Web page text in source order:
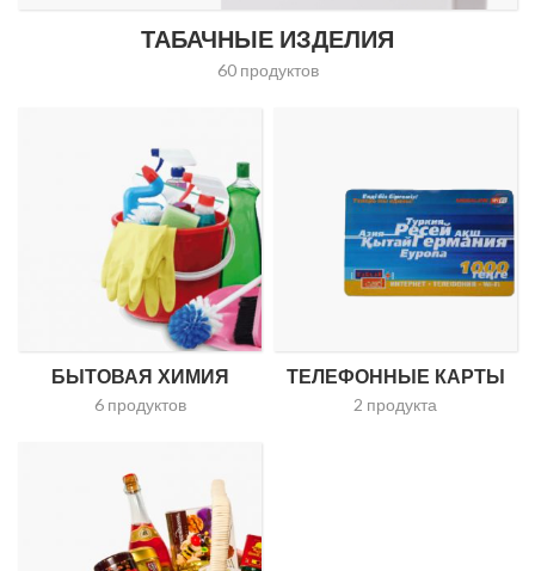
ТАБАЧНЫЕ ИЗДЕЛИЯ
60 продуктов
БЫТОВАЯ ХИМИЯ
6 продуктов
ТЕЛЕФОННЫЕ КАРТЫ
2 продукта